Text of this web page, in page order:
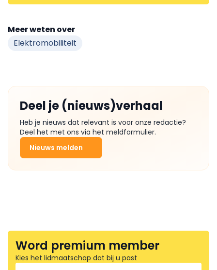
Meer weten over
Elektromobiliteit
Deel je (nieuws)verhaal
Heb je nieuws dat relevant is voor onze redactie?
Deel het met ons via het meldformulier.
Nieuws melden
Word premium member
Kies het lidmaatschap dat bij u past